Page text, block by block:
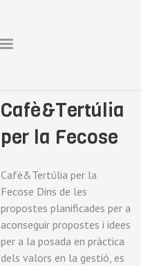
Cafè&Tertúlia
per la Fecose
Cafè&Tertúlia per la
Fecose Dins de les
propostes planificades per a
aconseguir propostes i idees
per a la posada en pràctica
dels valors en la gestió, es